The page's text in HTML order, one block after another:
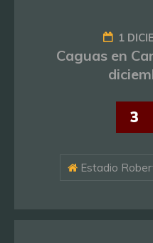
1
Caguas en
3
Estadio